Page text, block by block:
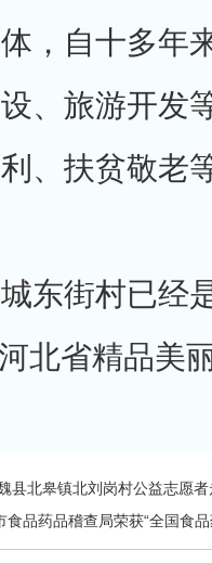
，自十多年
、旅游开发
、扶贫敬老
街村已经
北省精品美
县北皋镇北刘岗村公益志愿
食品药品稽查局荣获“全国食